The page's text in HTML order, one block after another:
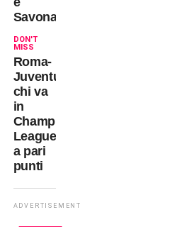
Savona
DON'T
MISS
Roma-
Juventus:
chi va
in
Champions
League
a pari
punti
ADVERTISEMENT